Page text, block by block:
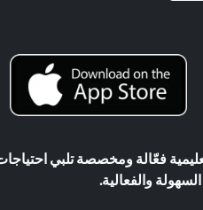
فعّالة ومخصصة تلبي احتياجات
والفعالية.